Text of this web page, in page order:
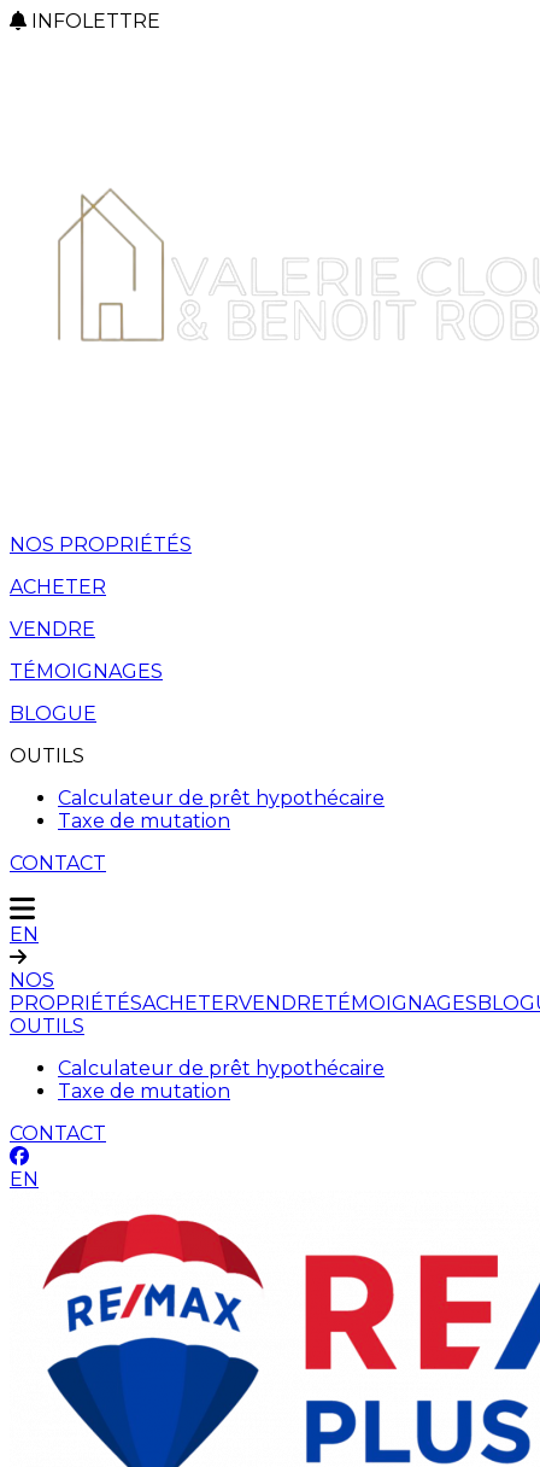
INFOLETTRE
NOS PROPRIÉTÉS
ACHETER
VENDRE
TÉMOIGNAGES
BLOGUE
OUTILS
Calculateur de prêt hypothécaire
Taxe de mutation
CONTACT
EN
NOS
PROPRIÉTÉSACHETERVENDRETÉMOIGNAGES
OUTILS
Calculateur de prêt hypothécaire
Taxe de mutation
CONTACT
EN